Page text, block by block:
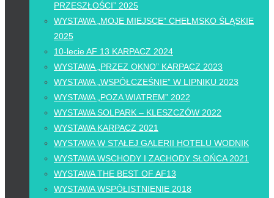
PRZESZŁOŚCI” 2025
WYSTAWA „MOJE MIEJSCE” CHEŁMSKO ŚLĄSKIE
2025
10-lecie AF 13 KARPACZ 2024
WYSTAWA „PRZEZ OKNO” KARPACZ 2023
WYSTAWA „WSPÓŁCZEŚNIE” W LIPNIKU 2023
WYSTAWA „POZA WIATREM” 2022
WYSTAWA SOLPARK – KLESZCZÓW 2022
WYSTAWA KARPACZ 2021
WYSTAWA W STAŁEJ GALERII HOTELU WODNIK
WYSTAWA WSCHODY I ZACHODY SŁOŃCA 2021
WYSTAWA THE BEST OF AF13
WYSTAWA WSPÓŁISTNIENIE 2018